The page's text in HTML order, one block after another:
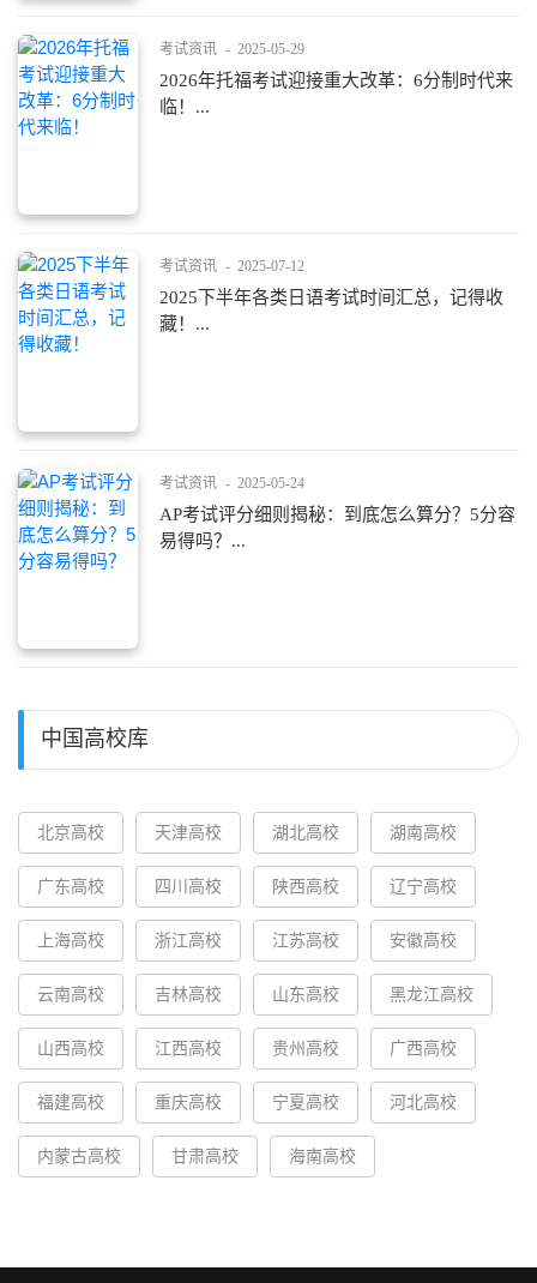
考试资讯 - 2025-05-29
2026年托福考试迎接重大改革：6分制时代来
临！...
考试资讯 - 2025-07-12
2025下半年各类日语考试时间汇总，记得收
藏！...
考试资讯 - 2025-05-24
AP考试评分细则揭秘：到底怎么算分？5分容
易得吗？...
中国高校库
北京高校 天津高校 湖北高校 湖南高校
广东高校 四川高校 陕西高校 辽宁高校
上海高校 浙江高校 江苏高校 安徽高校
云南高校 吉林高校 山东高校 黑龙江高校
山西高校 江西高校 贵州高校 广西高校
福建高校 重庆高校 宁夏高校 河北高校
内蒙古高校 甘肃高校 海南高校